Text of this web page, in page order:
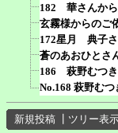
182 華さんから
玄霧様からのご
172星月 典子さ
蒼のあおひとさ
186 萩野むつき
No.168 萩野む
新規投稿 ツリー表